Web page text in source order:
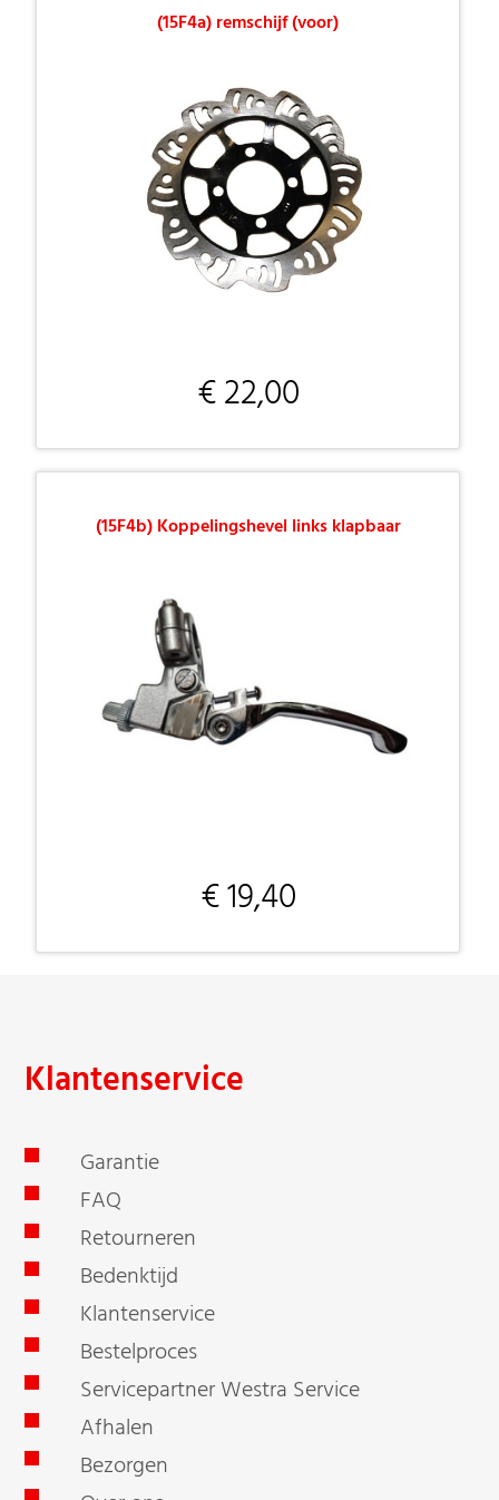
(15F4a) remschijf (voor)
€ 22,00
(15F4b) Koppelingshevel links klapbaar
€ 19,40
Klantenservice
Garantie
FAQ
Retourneren
Bedenktijd
Klantenservice
Bestelproces
Servicepartner Westra Service
Afhalen
Bezorgen